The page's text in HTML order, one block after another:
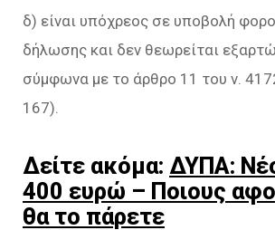
δ) είναι υπόχρεος σε υποβολή
δήλωσης και δεν θεωρείται
σύμφωνα με το άρθρο 11 του ν.
167).
Δείτε ακόμα: ΔΥΠΑ:
400 ευρώ – Ποιους
θα το πάρετε